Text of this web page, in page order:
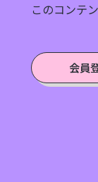
このコンテ
会員